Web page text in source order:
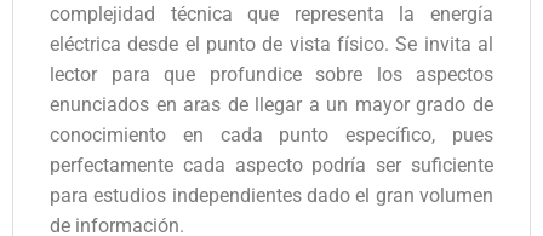
complejidad técnica que representa la energía
eléctrica desde el punto de vista físico. Se invita al
lector para que profundice sobre los aspectos
enunciados en aras de llegar a un mayor grado de
conocimiento en cada punto específico, pues
perfectamente cada aspecto podría ser suficiente
para estudios independientes dado el gran volumen
de información.